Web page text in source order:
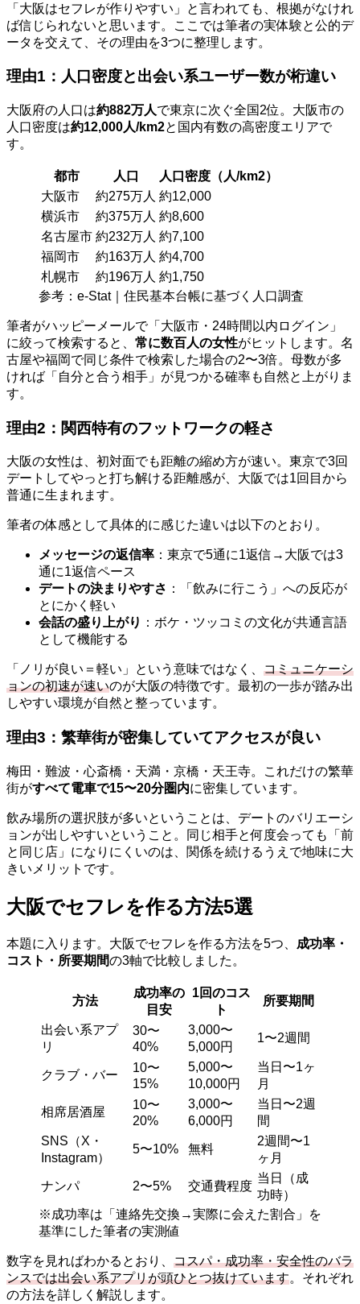
「大阪はセフレが作りやすい」と言われても、根拠がなけれ
ば信じられないと思います。ここでは筆者の実体験と公的デ
ータを交えて、その理由を3つに整理します。
理由1：人口密度と出会い系ユーザー数が桁違い
大阪府の人口は約882万人で東京に次ぐ全国2位。大阪市の
人口密度は約12,000人/km2と国内有数の高密度エリアで
す。
都市 人口
人口密度（人/km2）
大阪市
約275万人 約12,000
横浜市
約375万人 約8,600
名古屋市 約232万人 約7,100
福岡市
約163万人 約4,700
札幌市
約196万人 約1,750
参考：e-Stat｜住民基本台帳に基づく人口調査
筆者がハッピーメールで「大阪市・24時間以内ログイン」
に絞って検索すると、 常に数百人の女性がヒットします。名
古屋や福岡で同じ条件で検索した場合の2〜3倍。母数が多
ければ「自分と合う相手」が見つかる確率も自然と上がりま
す。
理由2：関西特有のフットワークの軽さ
大阪の女性は、初対面でも距離の縮め方が速い。東京で3回
デートしてやっと打ち解ける距離感が、大阪では1回目から
普通に生まれます。
筆者の体感として具体的に感じた違いは以下のとおり。
メッセージの返信率 ：東京で5通に1返信→大阪では3
通に1返信ペース
デートの決まりやすさ ：「飲みに行こう」への反応が
とにかく軽い
会話の盛り上がり ：ボケ・ツッコミの文化が共通言語
として機能する
「ノリが良い＝軽い」という意味ではなく、 コミュニケーシ
ョンの初速が速いのが大阪の特徴です。最初の一歩が踏み出
しやすい環境が自然と整っています。
理由3：繁華街が密集していてアクセスが良い
梅田・難波・心斎橋・天満・京橋・天王寺。これだけの繁華
街がすべて電車で15〜20分圏内に密集しています。
飲み場所の選択肢が多いということは、デートのバリエーシ
ョンが出しやすいということ。同じ相手と何度会っても「前
と同じ店」になりにくいのは、関係を続けるうえで地味に大
きいメリットです。
大阪でセフレを作る方法5選
本題に入ります。大阪でセフレを作る方法を5つ、 成功率・
コスト・所要期間の3軸で比較しました。
方法
成功率の
目安
1回のコス
ト
所要期間
出会い系アプ
リ
30〜
40%
3,000〜
5,000円
1〜2週間
クラブ・バー
10〜
15%
5,000〜
10,000円
当日〜1ヶ
月
相席居酒屋
10〜
20%
3,000〜
6,000円
当日〜2週
間
SNS（X・
Instagram）
5〜10% 無料
2週間〜1
ヶ月
ナンパ 2〜5% 交通費程度
当日（成
功時）
※成功率は「連絡先交換→実際に会えた割合」を
基準にした筆者の実測値
数字を見ればわかるとおり、 コスパ・成功率・安全性のバラ
ンスでは出会い系アプリが頭ひとつ抜けています。それぞれ
の方法を詳しく解説します。